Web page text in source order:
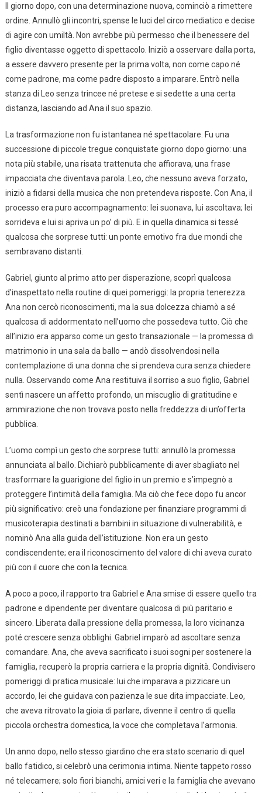
Il giorno dopo, con una determinazione nuova, cominciò a rimettere
ordine. Annullò gli incontri, spense le luci del circo mediatico e decise
di agire con umiltà. Non avrebbe più permesso che il benessere del
figlio diventasse oggetto di spettacolo. Iniziò a osservare dalla porta,
a essere davvero presente per la prima volta, non come capo né
come padrone, ma come padre disposto a imparare. Entrò nella
stanza di Leo senza trincee né pretese e si sedette a una certa
distanza, lasciando ad Ana il suo spazio.
La trasformazione non fu istantanea né spettacolare. Fu una
successione di piccole tregue conquistate giorno dopo giorno: una
nota più stabile, una risata trattenuta che affiorava, una frase
impacciata che diventava parola. Leo, che nessuno aveva forzato,
iniziò a fidarsi della musica che non pretendeva risposte. Con Ana, il
processo era puro accompagnamento: lei suonava, lui ascoltava; lei
sorrideva e lui si apriva un po’ di più. E in quella dinamica si tessé
qualcosa che sorprese tutti: un ponte emotivo fra due mondi che
sembravano distanti.
Gabriel, giunto al primo atto per disperazione, scoprì qualcosa
d’inaspettato nella routine di quei pomeriggi: la propria tenerezza.
Ana non cercò riconoscimenti, ma la sua dolcezza chiamò a sé
qualcosa di addormentato nell’uomo che possedeva tutto. Ciò che
all’inizio era apparso come un gesto transazionale — la promessa di
matrimonio in una sala da ballo — andò dissolvendosi nella
contemplazione di una donna che si prendeva cura senza chiedere
nulla. Osservando come Ana restituiva il sorriso a suo figlio, Gabriel
sentì nascere un affetto profondo, un miscuglio di gratitudine e
ammirazione che non trovava posto nella freddezza di un’offerta
pubblica.
L’uomo compì un gesto che sorprese tutti: annullò la promessa
annunciata al ballo. Dichiarò pubblicamente di aver sbagliato nel
trasformare la guarigione del figlio in un premio e s’impegnò a
proteggere l’intimità della famiglia. Ma ciò che fece dopo fu ancor
più significativo: creò una fondazione per finanziare programmi di
musicoterapia destinati a bambini in situazione di vulnerabilità, e
nominò Ana alla guida dell’istituzione. Non era un gesto
condiscendente; era il riconoscimento del valore di chi aveva curato
più con il cuore che con la tecnica.
A poco a poco, il rapporto tra Gabriel e Ana smise di essere quello tra
padrone e dipendente per diventare qualcosa di più paritario e
sincero. Liberata dalla pressione della promessa, la loro vicinanza
poté crescere senza obblighi. Gabriel imparò ad ascoltare senza
comandare. Ana, che aveva sacrificato i suoi sogni per sostenere la
famiglia, recuperò la propria carriera e la propria dignità. Condivisero
pomeriggi di pratica musicale: lui che imparava a pizzicare un
accordo, lei che guidava con pazienza le sue dita impacciate. Leo,
che aveva ritrovato la gioia di parlare, divenne il centro di quella
piccola orchestra domestica, la voce che completava l’armonia.
Un anno dopo, nello stesso giardino che era stato scenario di quel
ballo fatidico, si celebrò una cerimonia intima. Niente tappeto rosso
né telecamere; solo fiori bianchi, amici veri e la famiglia che avevano